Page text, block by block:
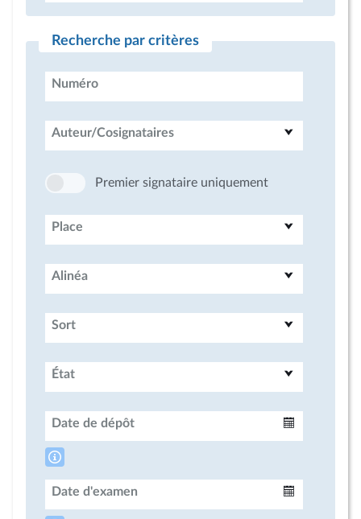
Recherche par critères
Numéro
Auteur/Cosignataires
Premier signataire uniquement
Place
Alinéa
Sort
État
Date de dépôt
Date d'examen